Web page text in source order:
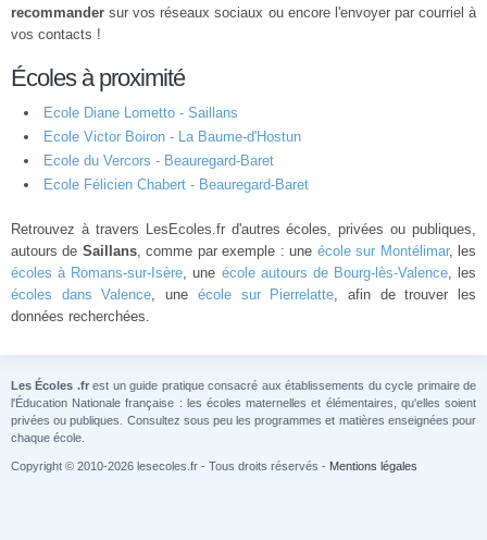
recommander sur vos réseaux sociaux ou encore l'envoyer par courriel à
vos contacts !
Écoles à proximité
Ecole Diane Lometto - Saillans
Ecole Victor Boiron - La Baume-d'Hostun
Ecole du Vercors - Beauregard-Baret
Ecole Félicien Chabert - Beauregard-Baret
Retrouvez à travers LesEcoles.fr d'autres écoles, privées ou publiques,
autours de Saillans, comme par exemple : une école sur Montélimar, les
écoles à Romans-sur-Isère, une école autours de Bourg-lès-Valence, les
écoles dans Valence, une école sur Pierrelatte, afin de trouver les
données recherchées.
Les Écoles .frest un guide pratique consacré aux établissements du cycle primaire de
l'Éducation Nationale française : les écoles maternelles et élémentaires, qu'elles soient
privées ou publiques. Consultez sous peu les programmes et matières enseignées pour
chaque école.
Copyright © 2010-2026 lesecoles.fr - Tous droits réservés - Mentions légales